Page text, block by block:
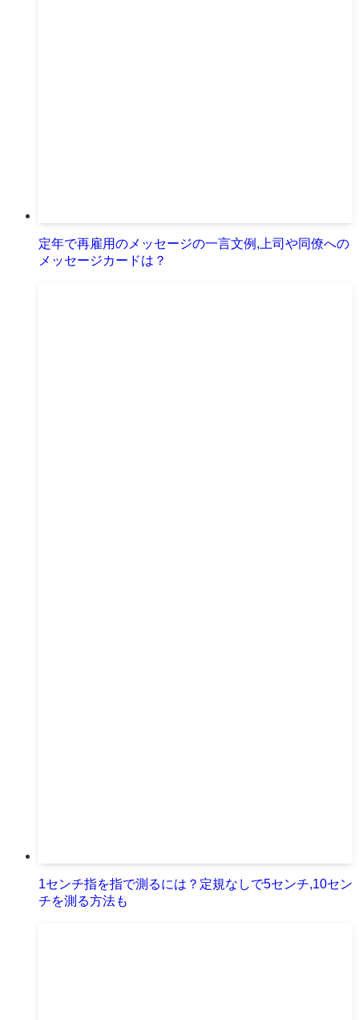
定年で再雇用のメッセージの一言文例,上司や同僚への
メッセージカードは？
1センチ指を指で測るには？定規なしで5センチ,10セン
チを測る方法も